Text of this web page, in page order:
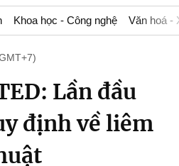
Khoa học - Công nghệ Văn hoá -
Lần đầu
định về liêm